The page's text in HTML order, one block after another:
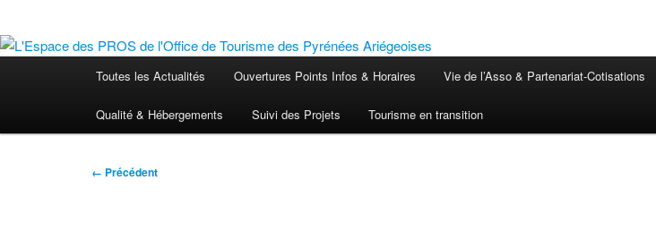
Toutes les Actualités Ouvertures Points Infos & Horaires Vie de l’Asso & Partenariat-Cotisations
Qualité & Hébergements Suivi des Projets Tourisme en transition
Navigation
← Précédent